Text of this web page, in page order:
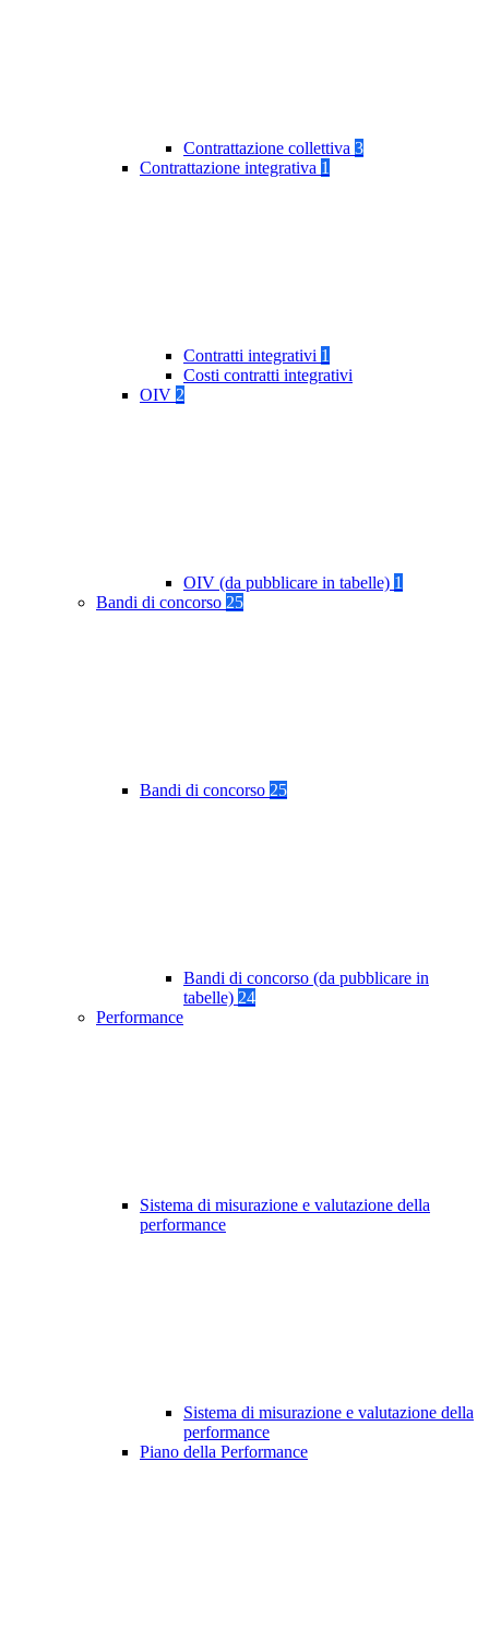
Contrattazione collettiva 3
Contrattazione integrativa 1
Contratti integrativi 1
Costi contratti integrativi
OIV 2
OIV (da pubblicare in tabelle) 1
Bandi di concorso 25
Bandi di concorso 25
Bandi di concorso (da pubblicare in
tabelle) 24
Performance
Sistema di misurazione e valutazione della
performance
Sistema di misurazione e valutazione della
performance
Piano della Performance